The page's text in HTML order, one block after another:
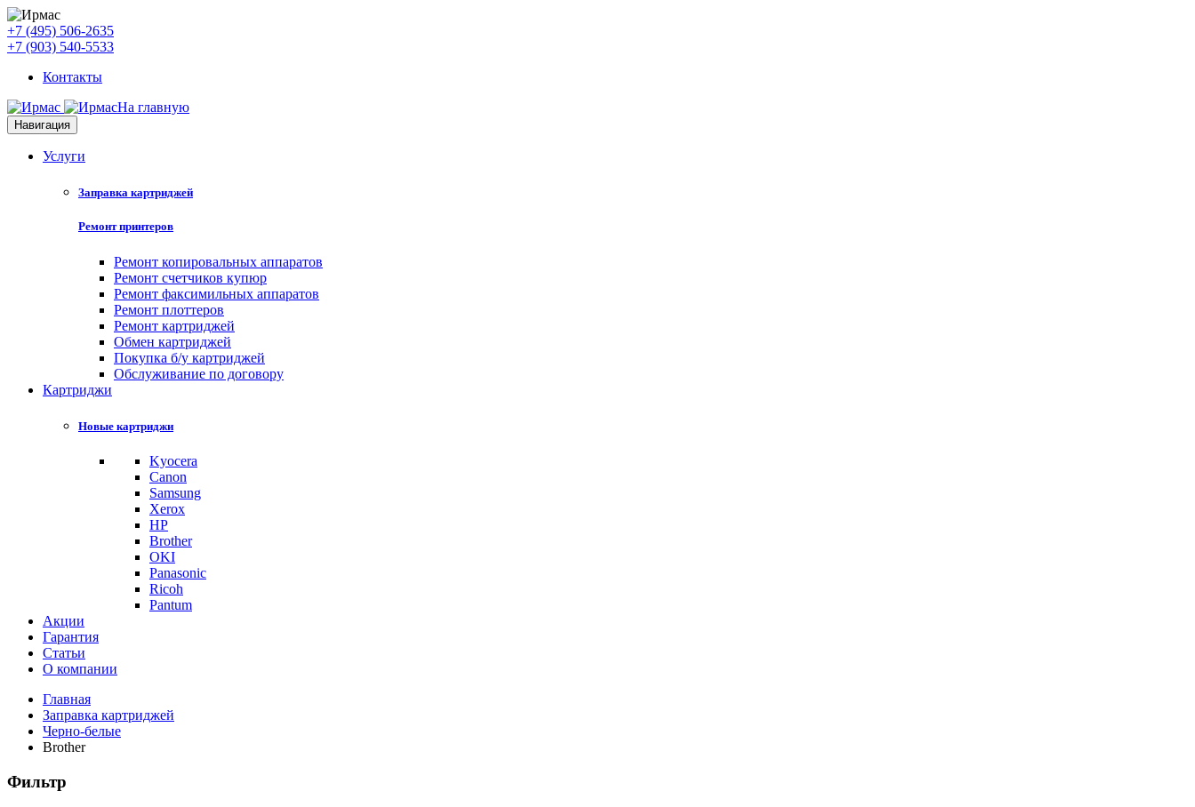
+7 (495) 506-2635
+7 (903) 540-5533
Контакты
На главную
Навигация
Услуги
Заправка картриджей
Ремонт принтеров
Ремонт копировальных аппаратов
Ремонт счетчиков купюр
Ремонт факсимильных аппаратов
Ремонт плоттеров
Ремонт картриджей
Обмен картриджей
Покупка б/у картриджей
Обслуживание по договору
Картриджи
Новые картриджи
Kyocera
Canon
Samsung
Xerox
HP
Brother
OKI
Panasonic
Ricoh
Pantum
Акции
Гарантия
Статьи
О компании
Главная
Заправка картриджей
Черно-белые
Brother
Фильтр